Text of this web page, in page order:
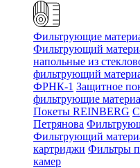
Фильтрующие
Фильтрующий
напольные из
фильтрующий
ФРНК-1 Защитное
фильтрующие
Покеты REINBERG
Петрянова
Фильтрующий
картриджи Фильтры
камер